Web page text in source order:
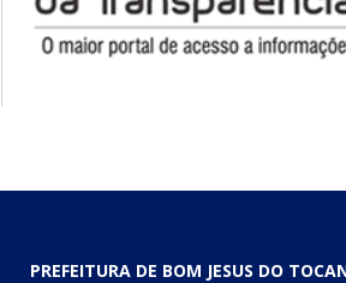
PREFEITURA DE BOM JESUS DO